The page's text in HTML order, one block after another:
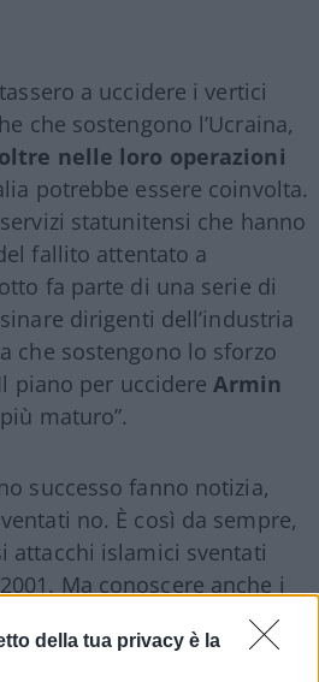
della tua privacy è la
a uccidere i vertici
che sostengono l’Ucraina,
nelle loro operazioni
potrebbe essere coinvolta.
statunitensi che hanno
fallito attentato a
fa parte di una serie di
dirigenti dell’industria
che sostengono lo sforzo
piano per uccidereArmin
maturo”.
successo fanno notizia,
no. È così da sempre,
attacchi islamici sventati
Ma conoscere anche i
realizzare quale